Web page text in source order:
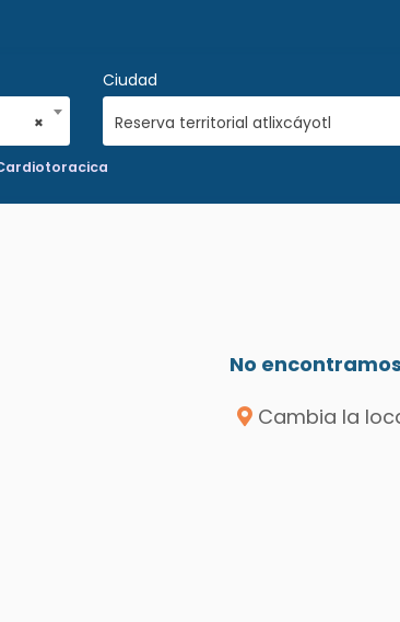
×
Ciudad
Reserva territorial atlixcáyotl
No
Cambia la